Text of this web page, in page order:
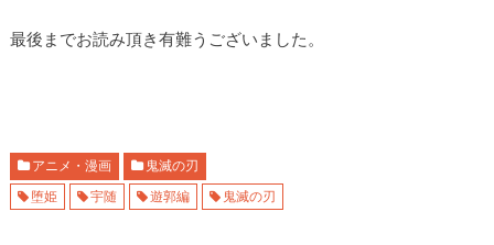
最後までお読み頂き有難うございました。
アニメ・漫画 鬼滅の刃
堕姫 宇随 遊郭編 鬼滅の刃